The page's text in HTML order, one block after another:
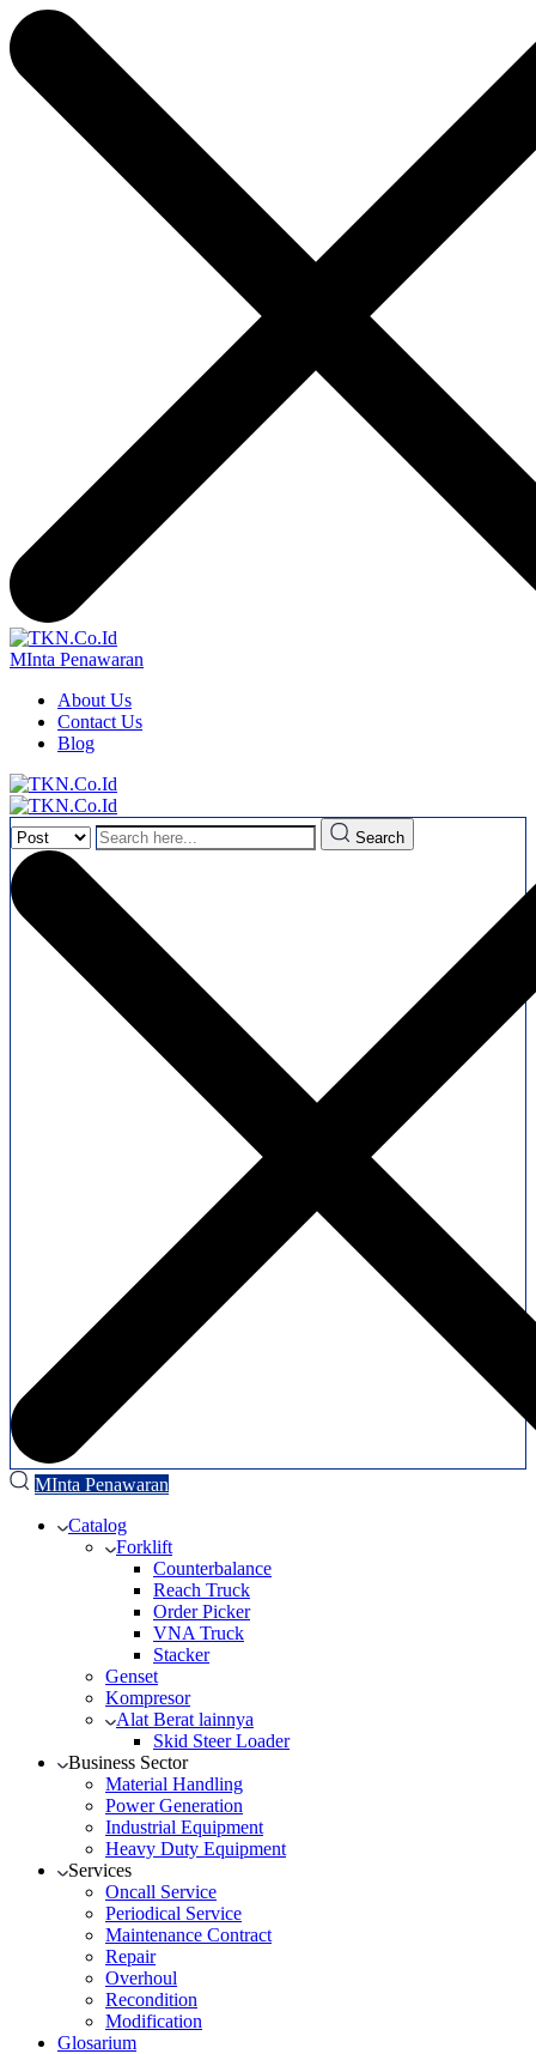
MInta Penawaran
About Us
Contact Us
Blog
Search
MInta Penawaran
Catalog
Forklift
Counterbalance
Reach Truck
Order Picker
VNA Truck
Stacker
Genset
Kompresor
Alat Berat lainnya
Skid Steer Loader
Business Sector
Material Handling
Power Generation
Industrial Equipment
Heavy Duty Equipment
Services
Oncall Service
Periodical Service
Maintenance Contract
Repair
Overhoul
Recondition
Modification
Glosarium